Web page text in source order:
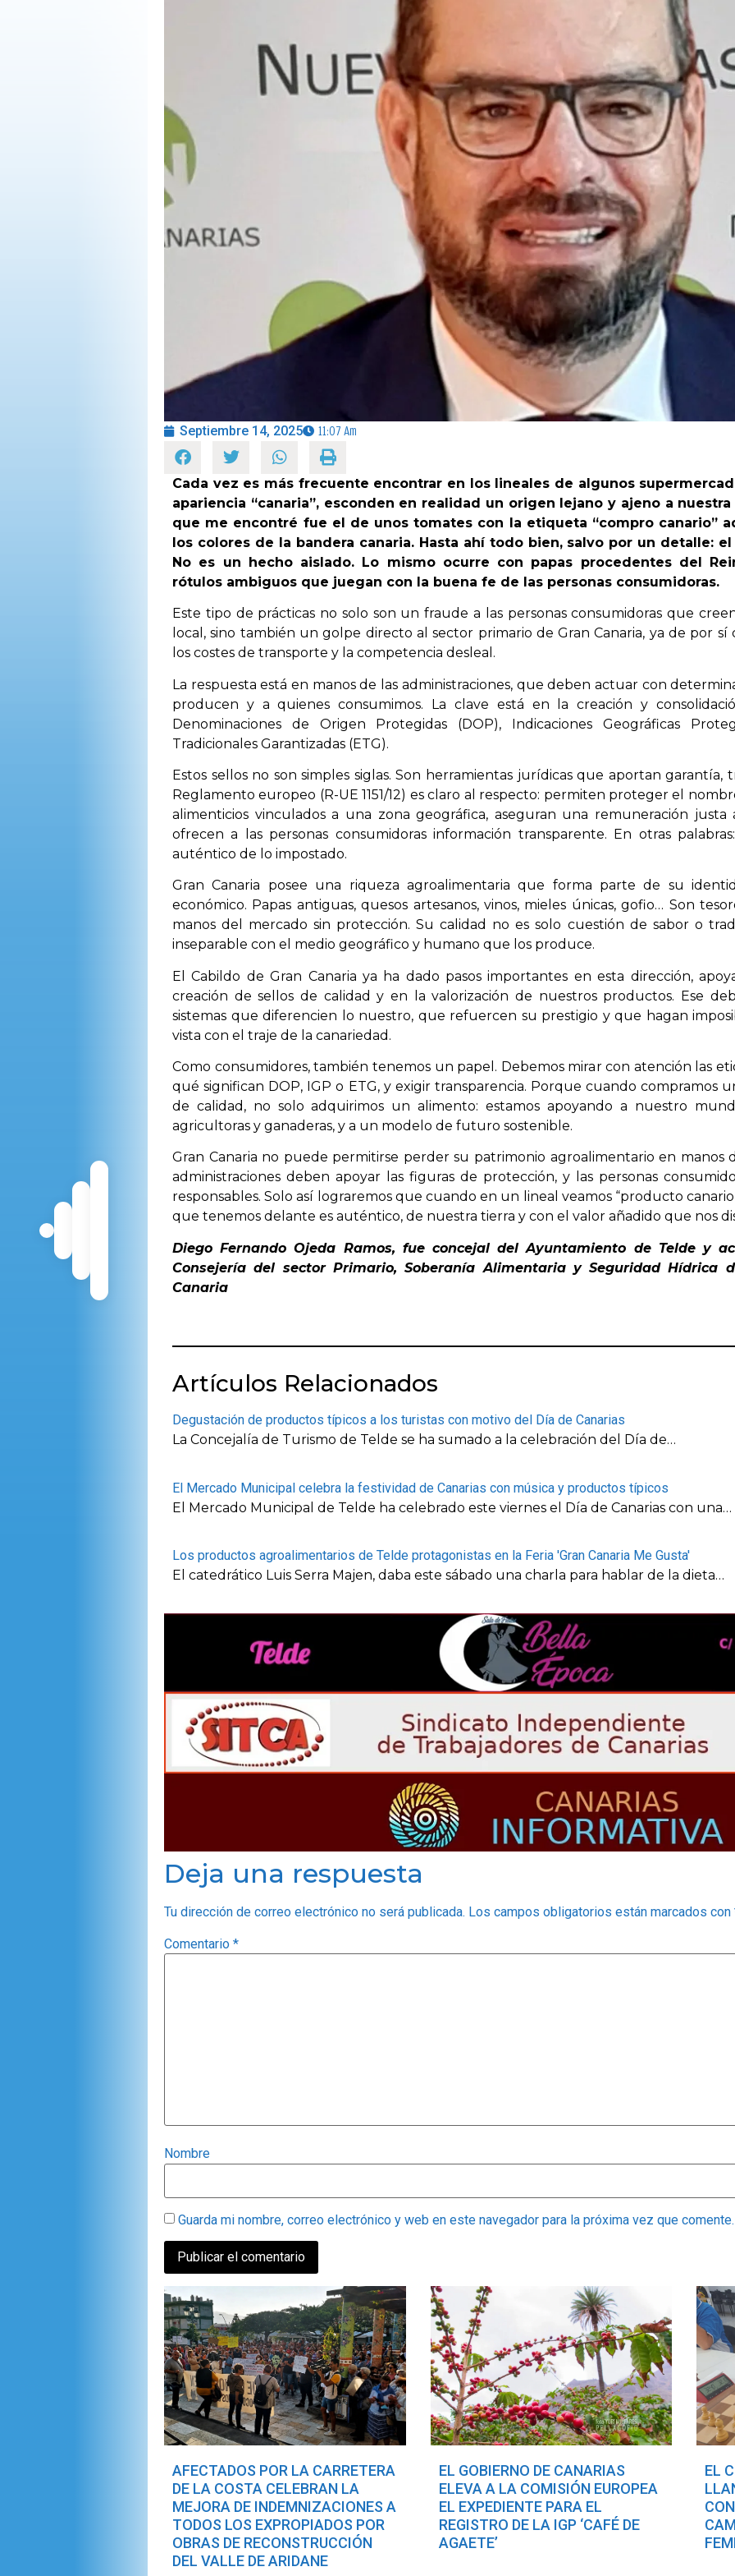
Septiembre 14, 2025 11:07 Am
Cada vez es más frecuente encontrar en los lineales de algunos
apariencia “canaria”, esconden en realidad un origen lejano y ajeno a
que me encontré fue el de unos tomates con la etiqueta “compro canario”
los colores de la bandera canaria. Hasta ahí todo bien, salvo por un detalle:
No es un hecho aislado. Lo mismo ocurre con papas procedentes del
rótulos ambiguos que juegan con la buena fe de las personas consumidoras.
Este tipo de prácticas no solo son un fraude a las personas consumidoras que
local, sino también un golpe directo al sector primario de Gran Canaria, ya de por sí
los costes de transporte y la competencia desleal.
La respuesta está en manos de las administraciones, que deben actuar con
producen y a quienes consumimos. La clave está en la creación y
Denominaciones de Origen Protegidas (DOP), Indicaciones Geográficas
Tradicionales Garantizadas (ETG).
Estos sellos no son simples siglas. Son herramientas jurídicas que aportan garantía,
Reglamento europeo (R-UE 1151/12) es claro al respecto: permiten proteger el
alimenticios vinculados a una zona geográfica, aseguran una remuneración justa
ofrecen a las personas consumidoras información transparente. En otras
auténtico de lo impostado.
Gran Canaria posee una riqueza agroalimentaria que forma parte de su
económico. Papas antiguas, quesos artesanos, vinos, mieles únicas, gofio… Son
manos del mercado sin protección. Su calidad no es solo cuestión de sabor o
inseparable con el medio geográfico y humano que los produce.
El Cabildo de Gran Canaria ya ha dado pasos importantes en esta dirección,
creación de sellos de calidad y en la valorización de nuestros productos. Ese
sistemas que diferencien lo nuestro, que refuercen su prestigio y que hagan
vista con el traje de la canariedad.
Como consumidores, también tenemos un papel. Debemos mirar con atención las
qué significan DOP, IGP o ETG, y exigir transparencia. Porque cuando compramos
de calidad, no solo adquirimos un alimento: estamos apoyando a nuestro
agricultoras y ganaderas, y a un modelo de futuro sostenible.
Gran Canaria no puede permitirse perder su patrimonio agroalimentario en manos
administraciones deben apoyar las figuras de protección, y las personas
responsables. Solo así lograremos que cuando en un lineal veamos “producto
que tenemos delante es auténtico, de nuestra tierra y con el valor añadido que nos
Diego Fernando Ojeda Ramos, fue concejal del Ayuntamiento de Telde y
Consejería del sector Primario, Soberanía Alimentaria y Seguridad Hídrica
Canaria
Artículos Relacionados
Degustación de productos típicos a los turistas con motivo del Día de Canarias
La Concejalía de Turismo de Telde se ha sumado a la celebración del Día de…
El Mercado Municipal celebra la festividad de Canarias con música y productos típicos
El Mercado Municipal de Telde ha celebrado este viernes el Día de Canarias con una…
Los productos agroalimentarios de Telde protagonistas en la Feria 'Gran Canaria Me Gusta'
El catedrático Luis Serra Majen, daba este sábado una charla para hablar de la dieta…
Deja una respuesta
Tu dirección de correo electrónico no será publicada. Los campos obligatorios están marcados con
Comentario *
Nombre
Guarda mi nombre, correo electrónico y web en este navegador para la próxima vez que comente.
AFECTADOS POR LA CARRETERA
DE LA COSTA CELEBRAN LA
MEJORA DE INDEMNIZACIONES A
TODOS LOS EXPROPIADOS POR
OBRAS DE RECONSTRUCCIÓN
DEL VALLE DE ARIDANE
EL GOBIERNO DE CANARIAS
ELEVA A LA COMISIÓN EUROPEA
EL EXPEDIENTE PARA EL
REGISTRO DE LA IGP ‘CAFÉ DE
AGAETE’
EL